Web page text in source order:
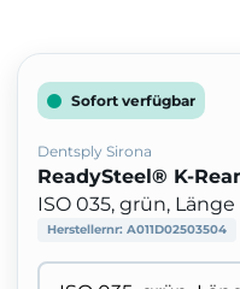
Sofort verfügbar
Dentsply Sirona
ReadySteel® K-
ISO 035, grün,
Herstellernr: A011D02503504